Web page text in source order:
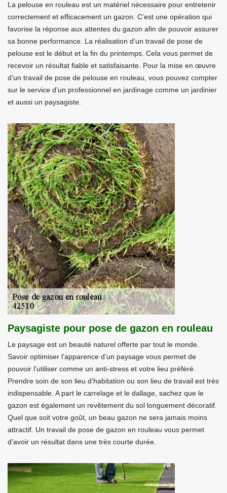
La pelouse en rouleau est un matériel nécessaire pour entretenir
correctement et efficacement un gazon. C’est une opération qui
favorise la réponse aux attentes du gazon afin de pouvoir assurer
sa bonne performance. La réalisation d’un travail de pose de
pelouse est le début et la fin du printemps. Cela vous permet de
recevoir un résultat fiable et satisfaisante. Pour la mise en œuvre
d’un travail de pose de pelouse en rouleau, vous pouvez compter
sur le service d’un professionnel en jardinage comme un jardinier
et aussi un paysagiste.
Paysagiste pour pose de gazon en rouleau
Le paysage est un beauté naturel offerte par tout le monde.
Savoir optimiser l’apparence d’un paysage vous permet de
pouvoir l’utiliser comme un anti-stress et votre lieu préféré.
Prendre soin de son lieu d’habitation ou son lieu de travail est très
indispensable. A part le carrelage et le dallage, sachez que le
gazon est également un revêtement du sol longuement décoratif.
Quel que soit votre goût, un beau gazon ne sera jamais moins
attractif. Un travail de pose de gazon en rouleau vous permet
d’avoir un résultat dans une très courte durée.